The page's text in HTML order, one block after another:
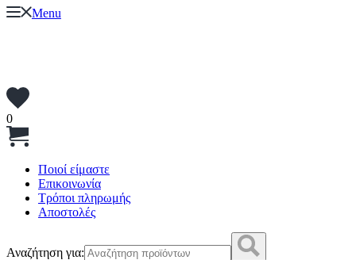
Menu
0
Ποιοί είμαστε
Επικοινωνία
Τρόποι πληρωμής
Αποστολές
Αναζήτηση για: